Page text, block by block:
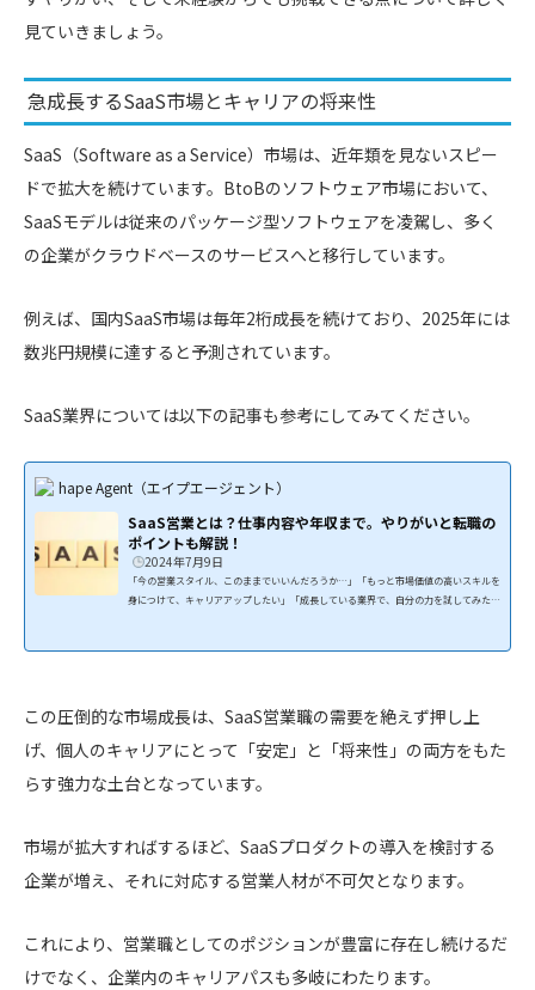
見ていきましょう。
急成長するSaaS市場とキャリアの将来性
SaaS（Software as a Service）市場は、近年類を見ないスピー
ドで拡大を続けています。BtoBのソフトウェア市場において、
SaaSモデルは従来のパッケージ型ソフトウェアを凌駕し、多く
の企業がクラウドベースのサービスへと移行しています。
例えば、国内SaaS市場は毎年2桁成長を続けており、2025年には
数兆円規模に達すると予測されています。
SaaS業界については以下の記事も参考にしてみてください。
hape Agent（エイプエージェント）
SaaS営業とは？仕事内容や年収まで。やりがいと転職の
ポイントも解説！
2024年7月9日
「今の営業スタイル、このままでいいんだろうか…」「もっと市場価値の高いスキルを
身につけて、キャリアアップしたい」「成長している業界で、自分の力を試してみた
この圧倒的な市場成長は、SaaS営業職の需要を絶えず押し上
げ、個人のキャリアにとって「安定」と「将来性」の両方をもた
らす強力な土台となっています。
市場が拡大すればするほど、SaaSプロダクトの導入を検討する
企業が増え、それに対応する営業人材が不可欠となります。
これにより、営業職としてのポジションが豊富に存在し続けるだ
けでなく、企業内のキャリアパスも多岐にわたります。